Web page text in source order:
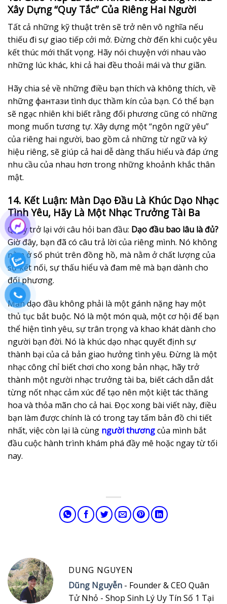
Xây Dựng “Quy Tắc” Của Riêng Hai Người
Tất cả những kỹ thuật trên sẽ trở nên vô nghĩa nếu
thiếu đi sự giao tiếp cởi mở. Đừng chờ đến khi cuộc yêu
kết thúc mới thất vọng. Hãy nói chuyện với nhau vào
những lúc khác, khi cả hai đều thoải mái và thư giãn.
Hãy chia sẻ về những điều bạn thích và không thích, về
những фантази tình dục thầm kín của bạn. Có thể bạn
sẽ ngạc nhiên khi biết rằng đối phương cũng có những
mong muốn tương tự. Xây dựng một “ngôn ngữ yêu”
của riêng hai người, bao gồm cả những từ ngữ và ký
hiệu riêng, sẽ giúp cả hai dễ dàng thấu hiểu và đáp ứng
nhu cầu của nhau hơn trong những khoảnh khắc thân
mật.
14. Kết Luận: Màn Dạo Đầu Là Khúc Dạo Nhạc
Tình Yêu, Hãy Là Một Nhạc Trưởng Tài Ba
Quay trở lại với câu hỏi ban đầu: Dạo đầu bao lâu là đủ?
Giờ đây, bạn đã có câu trả lời của riêng mình. Nó không
nằm ở số phút trên đồng hồ, mà nằm ở chất lượng của
sự kết nối, sự thấu hiểu và đam mê mà bạn dành cho
đối phương.
Màn dạo đầu không phải là một gánh nặng hay một
thủ tục bắt buộc. Nó là một món quà, một cơ hội để bạn
thể hiện tình yêu, sự trân trọng và khao khát dành cho
người bạn đời. Nó là khúc dạo nhạc quyết định sự
thành bại của cả bản giao hưởng tình yêu. Đừng là một
nhạc công chỉ biết chơi cho xong bản nhạc, hãy trở
thành một người nhạc trưởng tài ba, biết cách dẫn dắt
từng nốt nhạc cảm xúc để tạo nên một kiệt tác thăng
hoa và thỏa mãn cho cả hai. Đọc xong bài viết này, điều
bạn làm được chính là có trong tay tấm bản đồ chi tiết
nhất, việc còn lại là cùng người thươngcủa mình bắt
đầu cuộc hành trình khám phá đầy mê hoặc ngay từ tối
nay.
DUNG NGUYEN
Dũng Nguyễn - Founder & CEO Quân
Tử Nhỏ - Shop Sinh Lý Uy Tín Số 1 Tại